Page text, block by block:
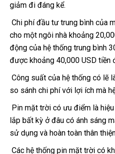
giảm đi đáng kể.
Chi phí đầu tư trung bình của
cho một ngôi nhà khoảng
động của hệ thống trung bình
được khoảng 40,000 USD tiền
Công suất của hệ thống có lẽ
so sánh chi phí với lợi ích mà
Pin mặt trời có ưu điểm là
lắp bất kỳ ở đâu có ánh sáng
sử dụng và hoàn toàn thân
Các hệ thống pin mặt trời có